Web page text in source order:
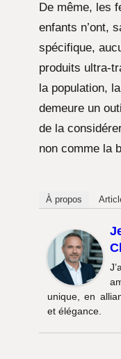
De même, les
enfants n’ont,
spécifique,
produits ultra-
la population,
demeure un
de la
non comme la
À propos
unique, en
et élégance.